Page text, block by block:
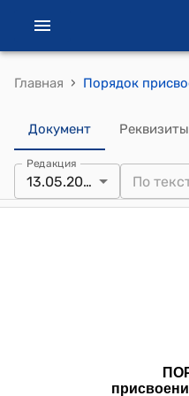
Главная ›
Документ Реквизиты
Редакция
13.05.2026